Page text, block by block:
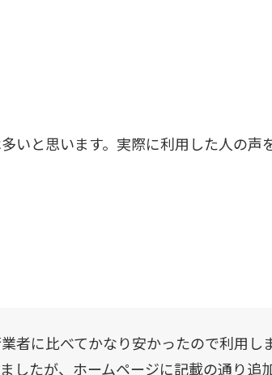
いと思います。実際に利用した人の声
者に比べてかなり安かったので利用し
したが、ホームページに記載の通り追